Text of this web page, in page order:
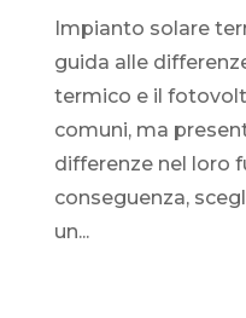
Impianto solare
guida alle
termico e il
comuni, ma
differenze nel loro
conseguenza,
un...